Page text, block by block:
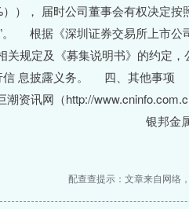
）， 届时公司董事会有权决定按
。 根据《深圳证券交易所上市公
规定及《募集说明书》的约定，
信 息披露义务。 四、其他事项
资讯网（http://
特此公告。 银邦金属复
配查查提示：文章来自网络